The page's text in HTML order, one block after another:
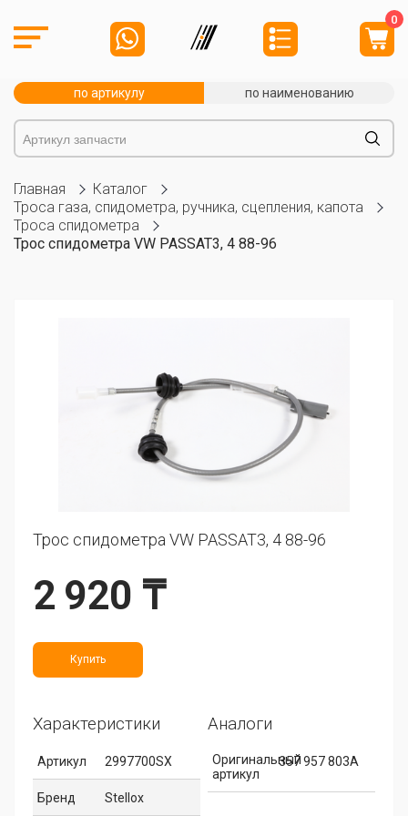
0
по артикулу по наименованию
Главная
Каталог
Троса газа, спидометра, ручника, сцепления, капота
Троса спидометра
Трос спидометра VW PASSAT3, 4 88-96
Трос спидометра VW PASSAT3, 4 88-96
2 920 ₸
Купить
Характеристики
Артикул 2997700SX
Бренд Stellox
Аналоги
Оригинальный
артикул
357 957 803A